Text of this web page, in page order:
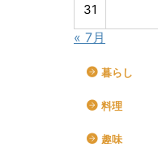
31
« 7月
暮らし
料理
趣味